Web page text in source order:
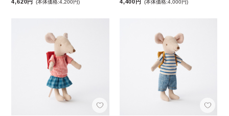
4,620円 (本体価格:4,200円) 4,400円 (本体価格:4,000円)